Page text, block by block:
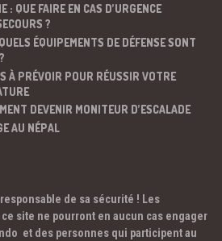
: QUE FAIRE EN CAS D’URGENCE
?
ÉQUIPEMENTS DE DÉFENSE SONT
À PRÉVOIR POUR RÉUSSIR VOTRE
DEVENIR MONITEUR D’ESCALADE
AU NÉPAL
de sa sécurité ! Les
site ne pourront en aucun cas engager
et des personnes qui participent au